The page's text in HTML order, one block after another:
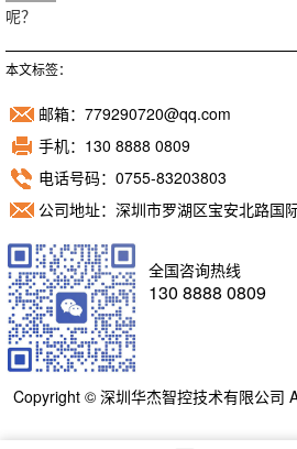
呢？
本文标签：
邮箱：779290720@qq.com
手机：130 8888 0809
电话号码：0755-83203803
公司地址：深圳市罗湖区宝安北路国
全国咨询热线
130 8888 0809
Copyright © 深圳华杰智控技术有限公司